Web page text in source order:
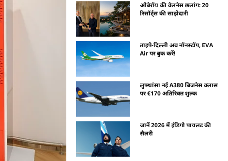
ओबेरॉय की वेलनेस छलांग: 20
रिसॉर्ट्स की साझेदारी
ताइपे-दिल्ली अब नॉनस्टॉप, EVA
Air पर बुक करें!
लुफ्थांसा नई A380 बिजनेस क्लास
पर €170 अतिरिक्त शुल्क
जानें 2026 में इंडिगो पायलट की
सैलरी